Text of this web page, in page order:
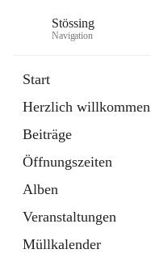
Stössing
Navigation
Start
Herzlich willkommen
Beiträge
Öffnungszeiten
Alben
Veranstaltungen
Müllkalender
Datei
in
Tab
Kindergarten
öffnet
in
neuem
Tab